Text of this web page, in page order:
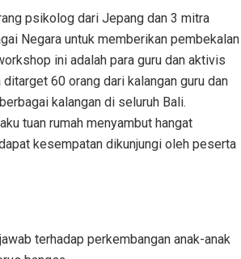
psikolog dari Jepang dan 3 mitra
Negara untuk memberikan pembekalan
ini adalah para guru dan aktivis
60 orang dari kalangan guru dan
kalangan di seluruh Bali.
tuan rumah menyambut hangat
kesempatan dikunjungi oleh peserta
terhadap perkembangan anak-anak